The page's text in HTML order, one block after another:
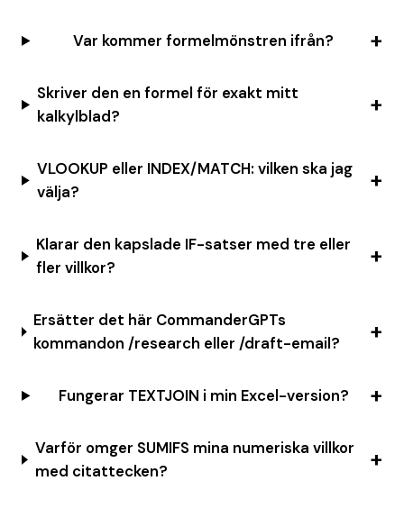
Var kommer formelmönstren ifrån?
Skriver den en formel för exakt mitt
kalkylblad?
VLOOKUP eller INDEX/MATCH: vilken ska jag
välja?
Klarar den kapslade IF-satser med tre eller
fler villkor?
Ersätter det här CommanderGPTs
kommandon /research eller /draft-email?
Fungerar TEXTJOIN i min Excel-version?
Varför omger SUMIFS mina numeriska villkor
med citattecken?